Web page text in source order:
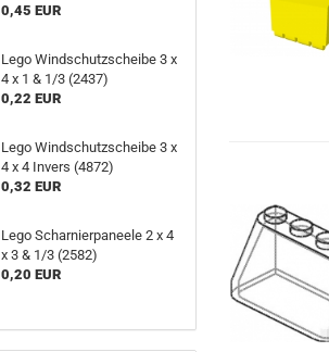
0,45 EUR
Lego Windschutzscheibe 3 x
4 x 1 & 1/3 (2437)
0,22 EUR
Lego Windschutzscheibe 3 x
4 x 4 Invers (4872)
0,32 EUR
Lego Scharnierpaneele 2 x 4
x 3 & 1/3 (2582)
0,20 EUR